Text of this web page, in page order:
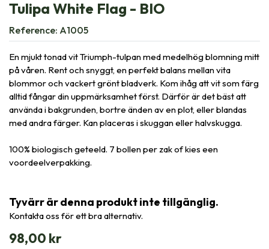
Tulipa White Flag - BIO
Reference: A1005
En mjukt tonad vit Triumph-tulpan med medelhög blomning mitt
på våren. Rent och snyggt, en perfekt balans mellan vita
blommor och vackert grönt bladverk. Kom ihåg att vit som färg
alltid fångar din uppmärksamhet först. Därför är det bäst att
använda i bakgrunden, bortre änden av en plot, eller blandas
med andra färger. Kan placeras i skuggan eller halvskugga.
100% biologisch geteeld. 7 bollen per zak of kies een
voordeelverpakking.
Tyvärr är denna produkt inte tillgänglig.
Kontakta oss för ett bra alternativ.
98,00 kr